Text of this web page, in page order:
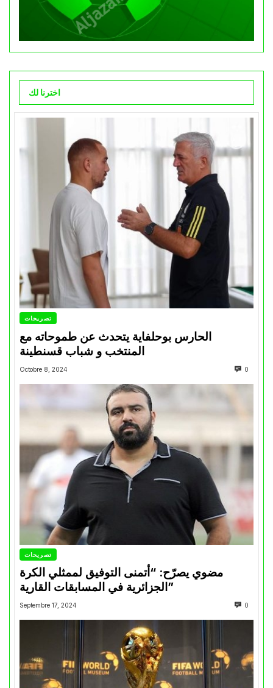
اخترنا لك
تصريحات
الحارس بوحلفاية يتحدث عن طموحاته مع
المنتخب و شباب قسنطينة
Octobre 8, 2024 0
تصريحات
مضوي يصرّح: “أتمنى التوفيق لممثلي الكرة
الجزائرية في المسابقات القارية”
Septembre 17, 2024 0